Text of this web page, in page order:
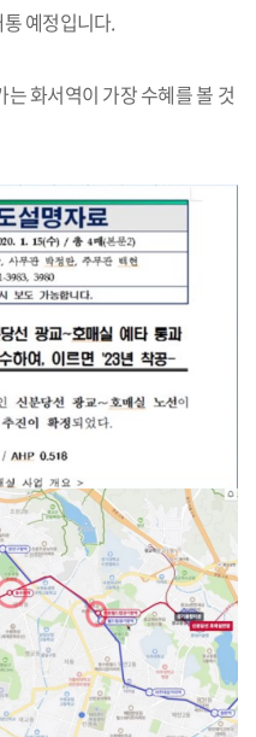
예정입니다.
화서역이 가장 수혜를 볼 것